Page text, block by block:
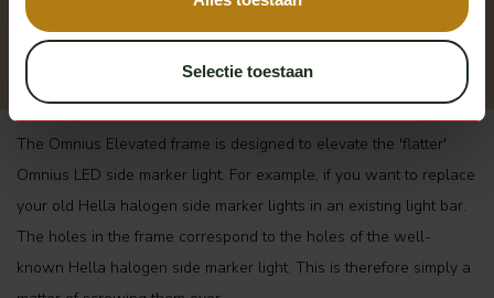
Selectie toestaan
€ 4,95
The Omnius Elevated frame is designed to elevate the 'flatter'
Omnius LED side marker light. For example, if you want to replace
your old Hella halogen side marker lights in an existing light bar.
The holes in the frame correspond to the holes of the well-
known Hella halogen side marker light. This is therefore simply a